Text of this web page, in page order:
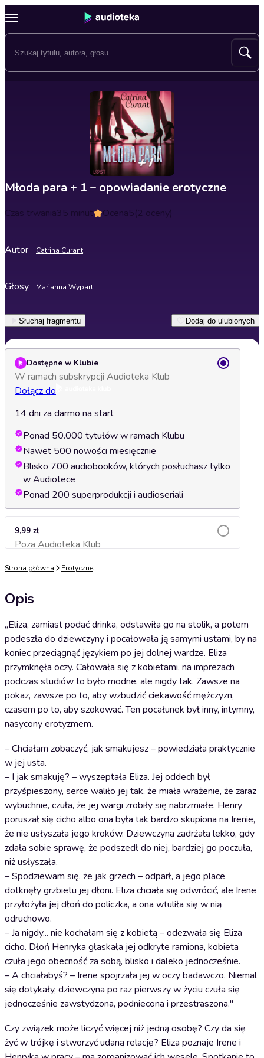
Młoda para + 1 – opowiadanie erotyczne
Czas trwania35 minut Ocena5(2 oceny)
Autor Catrina Curant
Głosy Marianna Wypart
Słuchaj fragmentu Dodaj do ulubionych
Dostępne w Klubie
W ramach subskrypcji Audioteka Klub
Dołącz do
14 dni za darmo na start
Ponad 50.000 tytułów w ramach Klubu
Nawet 500 nowości miesięcznie
Blisko 700 audiobooków, których posłuchasz tylko
w Audiotece
Ponad 200 superprodukcji i audioseriali
9,99 zł
Poza Audioteka KlubDodaj do koszyka
Strona główna Erotyczne
Opis
„Eliza, zamiast podać drinka, odstawiła go na stolik, a potem
podeszła do dziewczyny i pocałowała ją samymi ustami, by na
koniec przeciągnąć językiem po jej dolnej wardze. Eliza
przymknęła oczy. Całowała się z kobietami, na imprezach
podczas studiów to było modne, ale nigdy tak. Zawsze na
pokaz, zawsze po to, aby wzbudzić ciekawość mężczyzn,
czasem po to, aby szokować. Ten pocałunek był inny, intymny,
nasycony erotyzmem.
– Chciałam zobaczyć, jak smakujesz – powiedziała praktycznie
w jej usta.
– I jak smakuję? – wyszeptała Eliza. Jej oddech był
przyśpieszony, serce waliło jej tak, że miała wrażenie, że zaraz
wybuchnie, czuła, że jej wargi zrobiły się nabrzmiałe. Henry
poruszał się cicho albo ona była tak bardzo skupiona na Irenie,
że nie usłyszała jego kroków. Dziewczyna zadrżała lekko, gdy
zdała sobie sprawę, że podszedł do niej, bardziej go poczuła,
niż usłyszała.
– Spodziewam się, że jak grzech – odparł, a jego place
dotknęły grzbietu jej dłoni. Eliza chciała się odwrócić, ale Irene
przyłożyła jej dłoń do policzka, a ona wtuliła się w nią
odruchowo.
– Ja nigdy... nie kochałam się z kobietą – odezwała się Eliza
cicho. Dłoń Henryka głaskała jej odkryte ramiona, kobieta
czuła jego obecność za sobą, blisko i daleko jednocześnie.
– A chciałabyś? – Irene spojrzała jej w oczy badawczo. Niemal
się dotykały, dziewczyna po raz pierwszy w życiu czuła się
jednocześnie zawstydzona, podniecona i przestraszona."
Czy związek może liczyć więcej niż jedną osobę? Czy da się
żyć w trójkę i stworzyć udaną relację? Eliza poznaje Irene i